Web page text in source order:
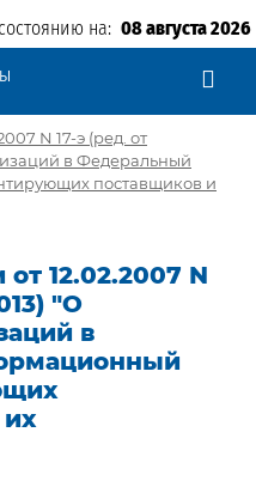
на: 08 августа 2026
N 17-э (ред. от
в Федеральный
поставщиков и
12.02.2007 N
"О
в